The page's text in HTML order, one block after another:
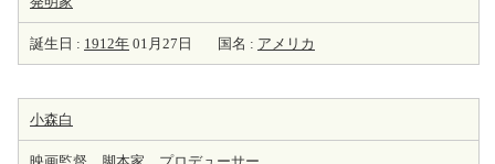
誕生日 : 1912年 01月27日 国名 : アメリカ
小森白